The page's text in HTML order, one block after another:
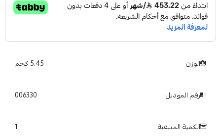
الوزن 5.45 كجم
رقم الموديل 006330
الكمية المتبقية 1